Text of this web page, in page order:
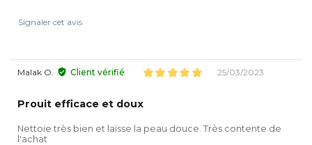
Signaler cet avis
Malak O. Client vérifié 25/03/2023
Prouit efficace et doux
Nettoie très bien et laisse la peau douce. Très contente de
l'achat